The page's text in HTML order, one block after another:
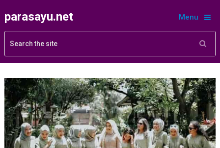
parasayu.net Menu